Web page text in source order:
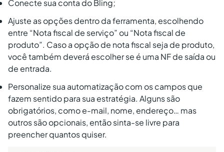
Conecte sua conta do Bling;
Ajuste as opções dentro da ferramenta, escolhendo
entre “Nota fiscal de serviço” ou “Nota fiscal de
produto”. Caso a opção de nota fiscal seja de produto,
você também deverá escolher se é uma NF de saída ou
de entrada.
Personalize sua automatização com os campos que
fazem sentido para sua estratégia. Alguns são
obrigatórios, como e-mail, nome, endereço… mas
outros são opcionais, então sinta-se livre para
preencher quantos quiser.